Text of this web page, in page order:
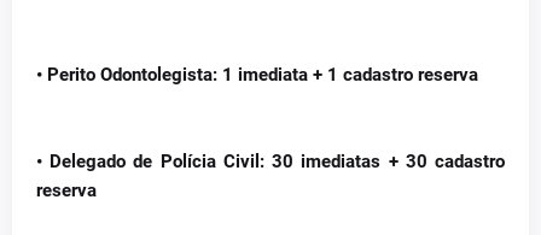
• Perito Odontolegista: 1 imediata + 1 cadastro reserva
• Delegado de Polícia Civil:30 imediatas + 30 cadastro
reserva